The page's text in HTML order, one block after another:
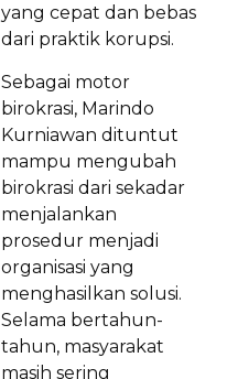
yang cepat dan bebas
dari praktik korupsi.
Sebagai motor
birokrasi, Marindo
Kurniawan dituntut
mampu mengubah
birokrasi dari sekadar
menjalankan
prosedur menjadi
organisasi yang
menghasilkan solusi.
Selama bertahun-
tahun, masyarakat
masih sering